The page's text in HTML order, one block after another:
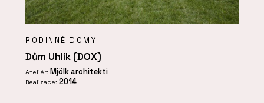
RODINNÉ DOMY
Dům Uhlík (DOX)
Ateliér: Mjölk architekti
Realizace: 2014